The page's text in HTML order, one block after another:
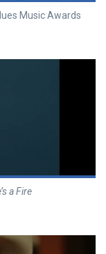
Music Awards
a Fire